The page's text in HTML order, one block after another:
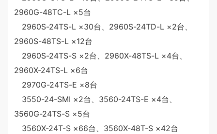
2960G-48TC-L ×5台
2960S-24TS-L ×30台、2960S-24TD-L ×2台、
2960S-48TS-L ×12台
2960S-24TS-S ×2台、2960X-48TS-L ×4台、
2960X-24TS-L ×6台
2970G-24TS-E ×8台
3550-24-SMI ×2台、3560-24TS-E ×4台、
3560G-24TS-S ×5台
3560X-24T-S ×66台、3560X-48T-S ×42台